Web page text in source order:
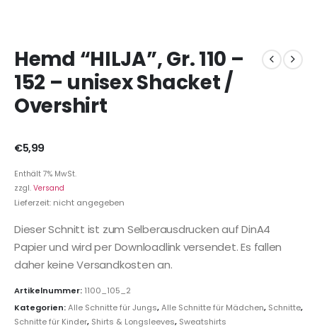
Hemd “HILJA”, Gr. 110 –
152 – unisex Shacket /
Overshirt
€5,99
Enthält 7% MwSt.
zzgl. Versand
Lieferzeit: nicht angegeben
Dieser Schnitt ist zum Selberausdrucken auf DinA4
Papier und wird per Downloadlink versendet. Es fallen
daher keine Versandkosten an.
Artikelnummer: 1100_105_2
Kategorien:Alle Schnitte für Jungs,Alle Schnitte für Mädchen, Schnitte,
Schnitte für Kinder, Shirts & Longsleeves, Sweatshirts